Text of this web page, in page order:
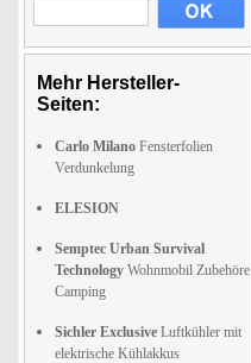
Mehr Hersteller-
Seiten:
Carlo Milano Fensterfolien
Verdunkelung
ELESION
Semptec Urban Survival
Technology Wohnmobil Zubehöre
Camping
Sichler Exclusive Luftkühler mit
elektrische Kühlakkus